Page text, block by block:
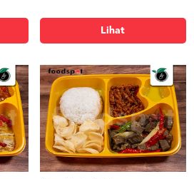
Lihat